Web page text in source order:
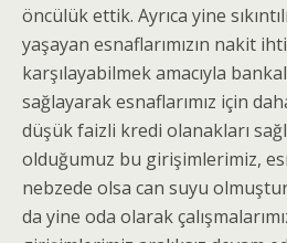
öncülük ettik. Ayrıca yine
yaşayan esnaflarımızın nakit
karşılayabilmek amacıyla
sağlayarak esnaflarımız için
düşük faizli kredi olanakları
olduğumuz bu girişimlerimiz,
nebzede olsa can suyu
da yine oda olarak